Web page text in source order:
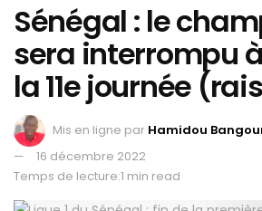
Sénégal : le
sera interrompu
la 11e journée
Mis en ligne par Hamidou
16 décembre 2022
Temps de lecture:1 min read